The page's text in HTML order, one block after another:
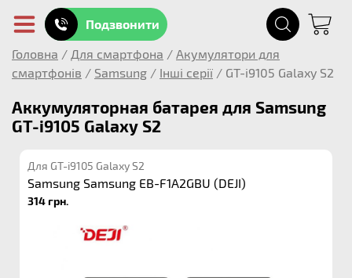
Подзвонити
Головна / Для смартфона / Акумулятори для
смартфонів / Samsung / Інші серії / GT-i9105 Galaxy S2
Аккумуляторная батарея для Samsung
GT-i9105 Galaxy S2
Для GT-i9105 Galaxy S2
Samsung Samsung EB-F1A2GBU (DEJI)
314 грн.